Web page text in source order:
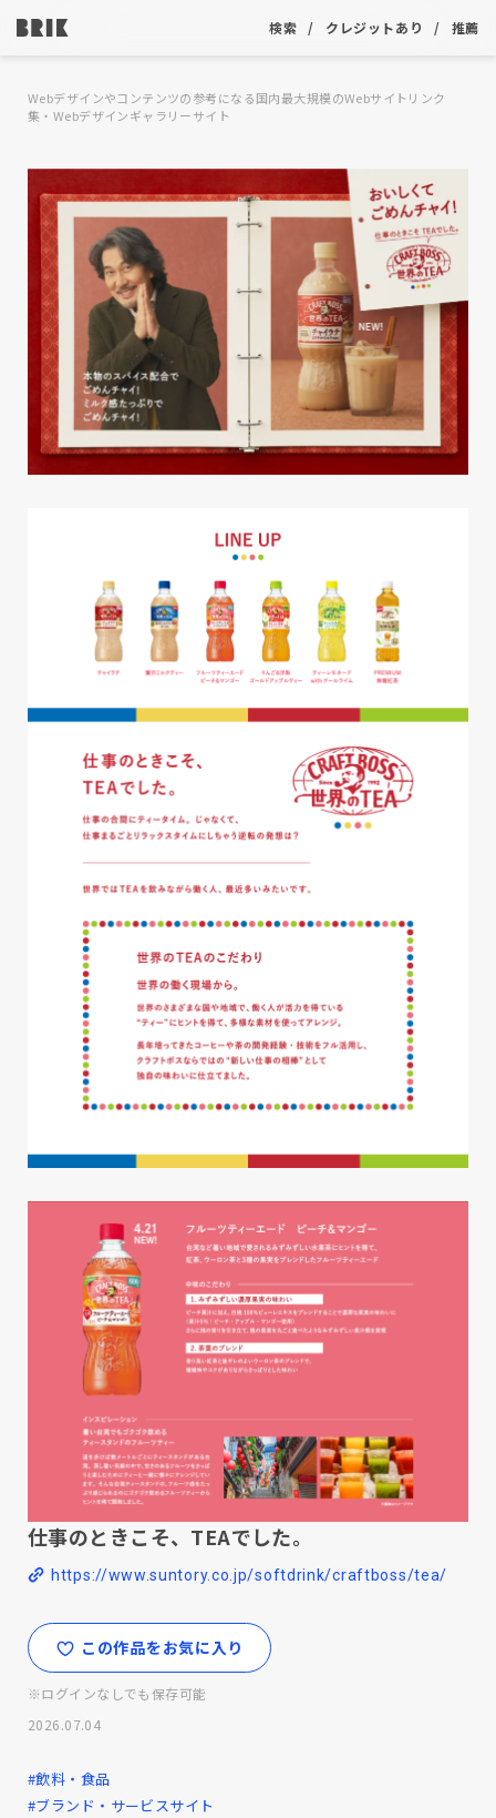
検索 クレジットあり 推薦
Webデザインやコンテンツの参考になる国内最大規模のWebサイトリンク
集・Webデザインギャラリーサイト
仕事のときこそ、TEAでした。
https://www.suntory.co.jp/softdrink/craftboss/tea/
この作品をお気に入り
※ログインなしでも保存可能
2026.07.04
#飲料・食品
#ブランド・サービスサイト